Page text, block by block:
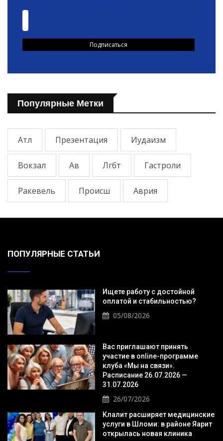
Популярные Метки
Атл Презентация Иудаизм
Вокзал Ав Лгбт Гастроли
Ракевель Происш Аврия
ПОПУЛЯРНЫЕ СТАТЬИ
Ищете работу с достойной
оплатой и стабильностью?
05/08/2026
Вас приглашают принять
участие в online-программе
клуба «Мы на связи».
Расписание 26.07.2026 —
31.07.2026
26/07/2026
Клалит расширяет медицинские
услуги в Шломи: в районе Яарит
открылась новая клиника